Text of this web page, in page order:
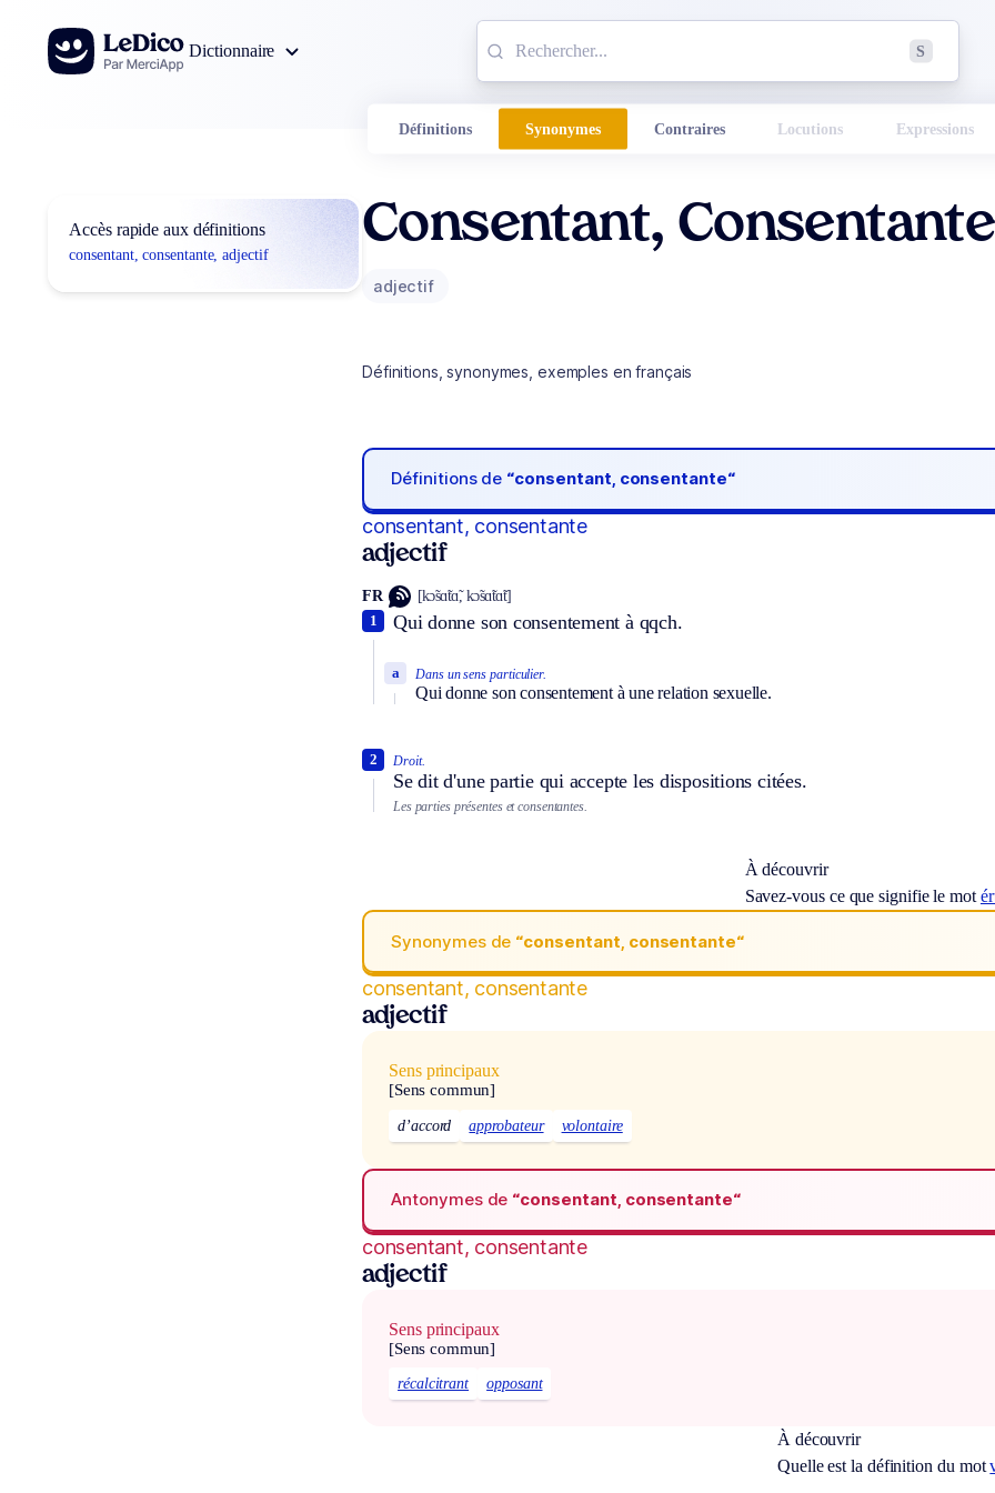
Aller au contenu
Dictionnaire
S
Définitions Synonymes Contraires Locutions Expressions
Accès rapide aux définitions
consentant, consentante, adjectif
Consentant, Consentante
adjectif
Définitions, synonymes, exemples en français
Définitions de “consentant, consentante“
consentant, consentante
adjectif
FR [kɔ̃sɑ̃tɑ̃, kɔ̃sɑ̃tɑ̃t]
Qui donne son consentement à qqch.
1
Dans un sens particulier.
Qui donne son consentement à une relation sexuelle.
a
Droit.
Se dit d'une partie qui accepte les dispositions citées.
2
Les parties présentes et consentantes.
À découvrir
Savez-vous ce que signifie le mot
Synonymes de “consentant, consentante“
consentant, consentante
adjectif
Sens principaux
[Sens commun]
d’accord approbateur volontaire
Antonymes de “consentant, consentante“
consentant, consentante
adjectif
Sens principaux
[Sens commun]
récalcitrant opposant
À découvrir
Quelle est la définition du mot